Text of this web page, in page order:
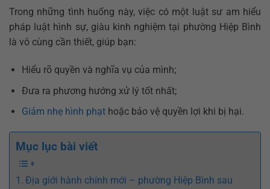
Trong những tình huống này, việc có một luật sư am hiểu
pháp luật hình sự, giàu kinh nghiệm tại phường Hiệp Bình
là vô cùng cần thiết, giúp bạn:
Hiểu rõ quyền và nghĩa vụ của mình;
Đưa ra phương hướng xử lý tốt nhất;
Giảm nhẹ hình phạthoặc bảo vệ quyền lợi khi bị hại.
Mục lục bài viết
Địa giới hành chính mới – phường Hiệp Bình sau